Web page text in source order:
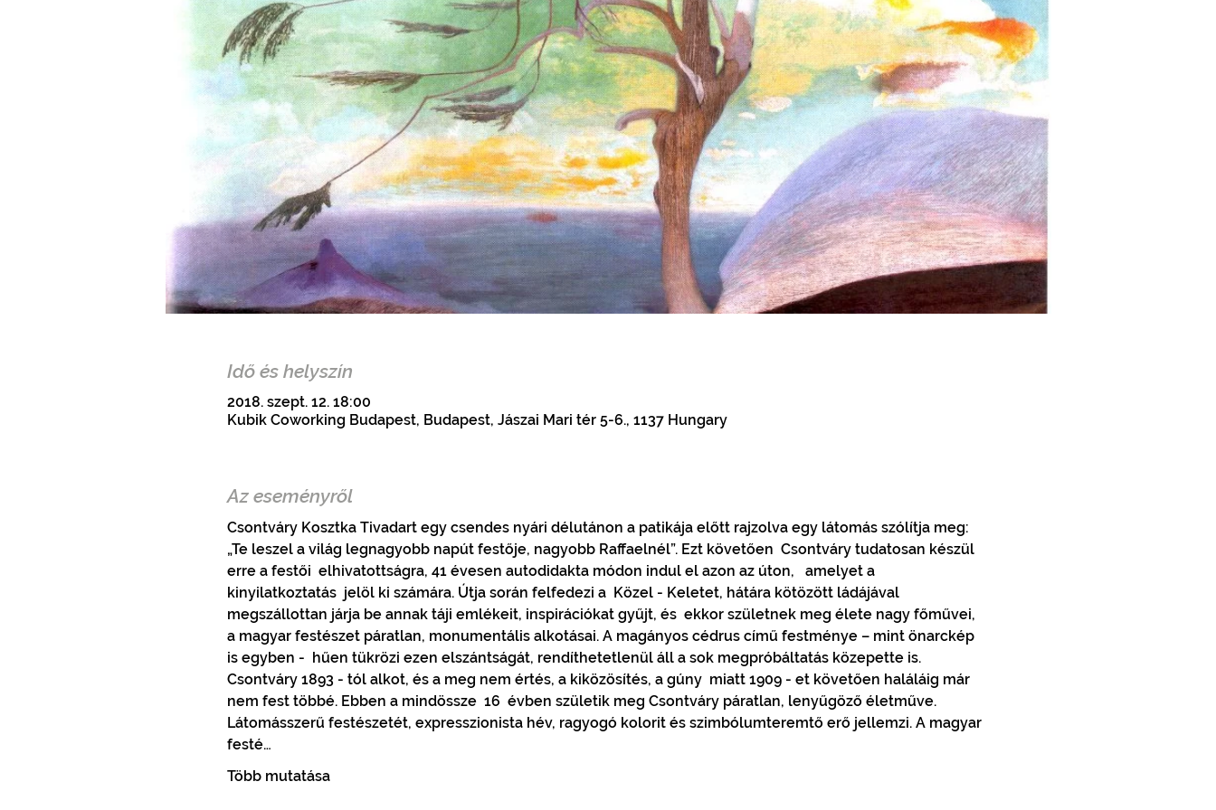
Idő és helyszín
2018. szept. 12. 18:00
Kubik Coworking Budapest, Budapest, Jászai Mari tér 5-6., 1137 Hungary
Az eseményről
Csontváry Kosztka Tivadart egy csendes nyári délutánon a patikája előtt rajzolva egy látomás szólítja meg:
„Te leszel a világ legnagyobb napút festője, nagyobb Raffaelnél”. Ezt követően  Csontváry tudatosan készül
erre a festői  elhivatottságra, 41 évesen autodidakta módon indul el azon az úton,   amelyet a
kinyilatkoztatás  jelöl ki számára. Útja során felfedezi a  Közel - Keletet, hátára kötözött ládájával
megszállottan járja be annak táji emlékeit, inspirációkat gyűjt, és  ekkor születnek meg élete nagy főművei,
a magyar festészet páratlan, monumentális alkotásai. A magányos cédrus című festménye – mint önarckép
is egyben -  hűen tükrözi ezen elszántságát, rendíthetetlenül áll a sok megpróbáltatás közepette is.
Csontváry 1893 - tól alkot, és a meg nem értés, a kiközösítés, a gúny  miatt 1909 - et követően haláláig már
nem fest többé. Ebben a mindössze  16  évben születik meg Csontváry páratlan, lenyűgöző életműve.
Látomásszerű festészetét, expresszionista hév, ragyogó kolorit és szimbólumteremtő erő jellemzi. A magyar
festé…
Több mutatása